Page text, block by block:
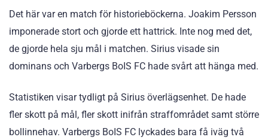
Det här var en match för historieböckerna. Joakim Persson
imponerade stort och gjorde ett hattrick. Inte nog med det,
de gjorde hela sju mål i matchen. Sirius visade sin
dominans och Varbergs BoIS FC hade svårt att hänga med.
Statistiken visar tydligt på Sirius överlägsenhet. De hade
fler skott på mål, fler skott inifrån straffområdet samt större
bollinnehav. Varbergs BoIS FC lyckades bara få iväg två